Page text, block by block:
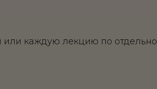
каждую лекцию по